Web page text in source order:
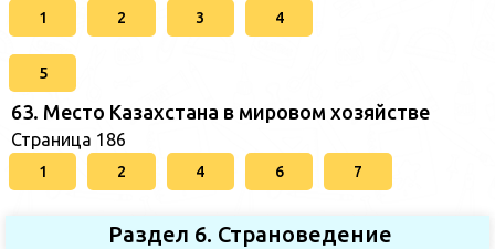
1 2 3 4
5
63. Место Казахстана в мировом хозяйстве
Страница 186
1 2 4 6 7
Раздел 6. Страноведение